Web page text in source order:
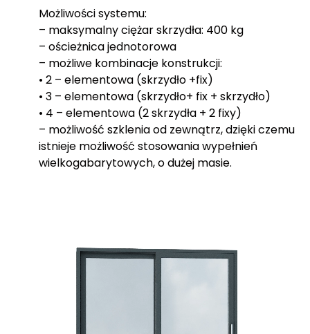
Możliwości systemu:
– maksymalny ciężar skrzydła: 400 kg
– ościeżnica jednotorowa
– możliwe kombinacje konstrukcji:
• 2 – elementowa (skrzydło +fix)
• 3 – elementowa (skrzydło+ fix + skrzydło)
• 4 – elementowa (2 skrzydła + 2 fixy)
– możliwość szklenia od zewnątrz, dzięki czemu
istnieje możliwość stosowania wypełnień
wielkogabarytowych, o dużej masie.